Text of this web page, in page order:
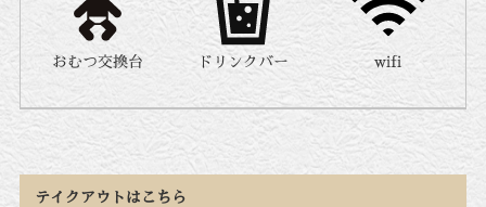
おむつ交換台 ドリンクバー wifi
テイクアウトはこちら